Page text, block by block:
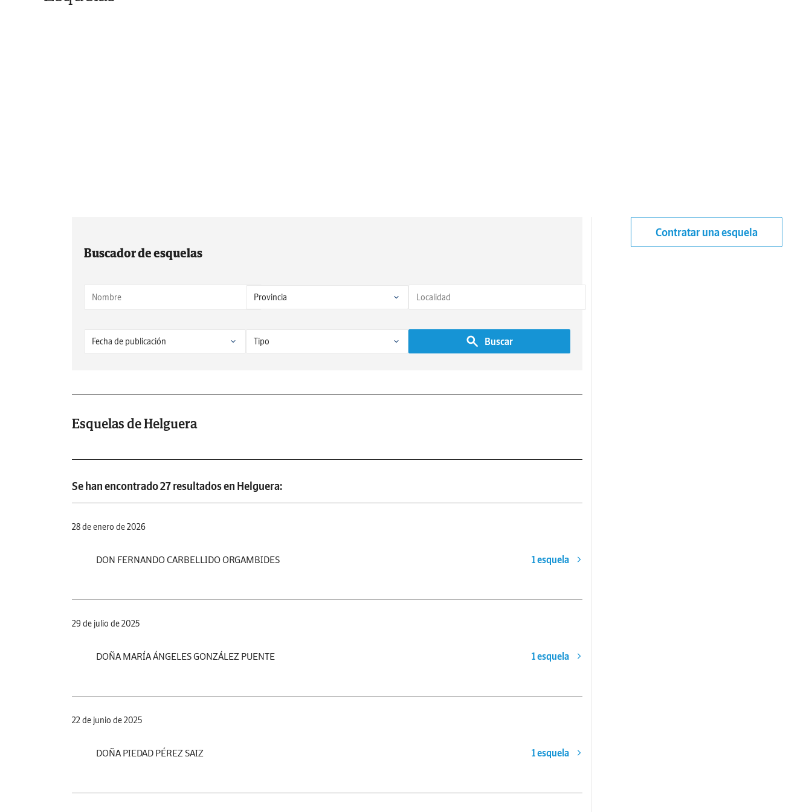
Buscador de esquelas
Buscar
Esquelas de Helguera
Se han encontrado 27 resultados en Helguera:
28 de enero de 2026
DON FERNANDO CARBELLIDO ORGAMBIDES 1 esquela
29 de julio de 2025
DOÑA MARÍA ÁNGELES GONZÁLEZ PUENTE 1 esquela
22 de junio de 2025
DOÑA PIEDAD PÉREZ SAIZ 1 esquela
Contratar una esquela